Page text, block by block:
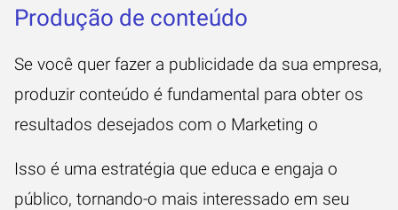
Produção de conteúdo
Se você quer fazer a publicidade da sua empresa,
produzir conteúdo é fundamental para obter os
resultados desejados com o Marketing o
Isso é uma estratégia que educa e engaja o
público, tornando-o mais interessado em seu